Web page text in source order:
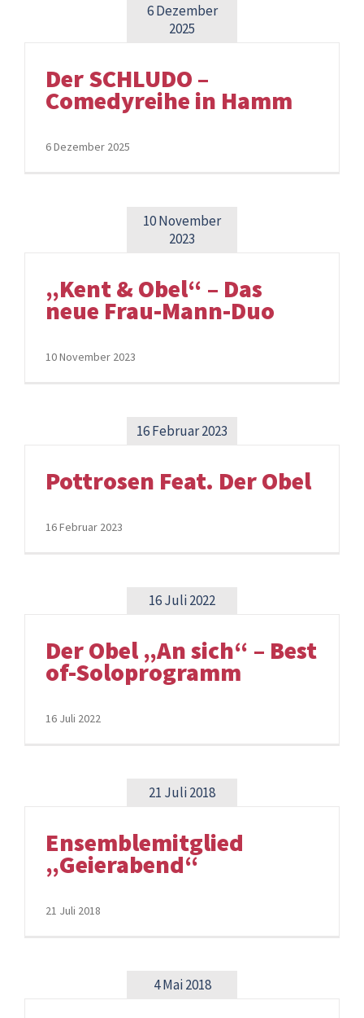
6 Dezember
2025
Der SCHLUDO –
Comedyreihe in Hamm
6 Dezember 2025
10 November
2023
„Kent & Obel“ – Das
neue Frau-Mann-Duo
10 November 2023
16 Februar 2023
Pottrosen Feat. Der Obel
16 Februar 2023
16 Juli 2022
Der Obel „An sich“ – Best
of-Soloprogramm
16 Juli 2022
21 Juli 2018
Ensemblemitglied
„Geierabend“
21 Juli 2018
4 Mai 2018